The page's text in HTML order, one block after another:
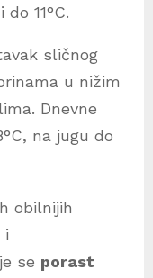
11°C.
sličnog
u nižim
Dnevne
na jugu do
obilnijih
i
se porast